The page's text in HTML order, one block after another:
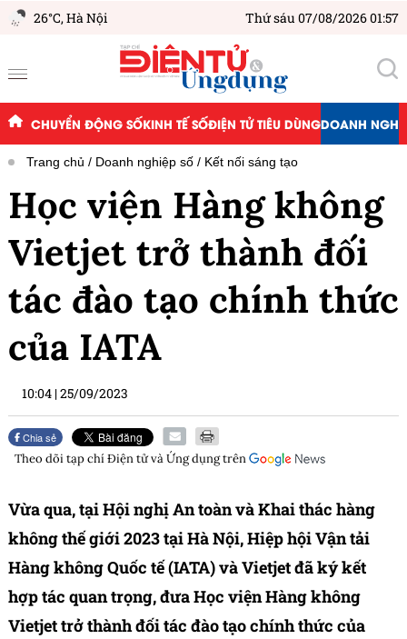
26°C,Hà Nội Thứ sáu 07/08/2026 01:57
CHUYỂN ĐỘNG SỐKINH TẾ SỐĐIỆN TỬ TIÊU DÙNGDOANH
Trang chủ Doanh nghiệp số Kết nối sáng tạo
Học viện Hàng không
Vietjet trở thành đối
tác đào tạo chính thức
của IATA
10:04 |25/09/2023
Chia sẻ
Theo dõi tạp chíĐiện tử và Ứng dụngtrên
Vừa qua, tại Hội nghị An toàn và Khai thác hàng
không thế giới 2023 tại Hà Nội, Hiệp hội Vận tải
Hàng không Quốc tế (IATA) và Vietjet đã ký kết
hợp tác quan trọng, đưa Học viện Hàng không
Vietjet trở thành đối tác đào tạo chính thức của